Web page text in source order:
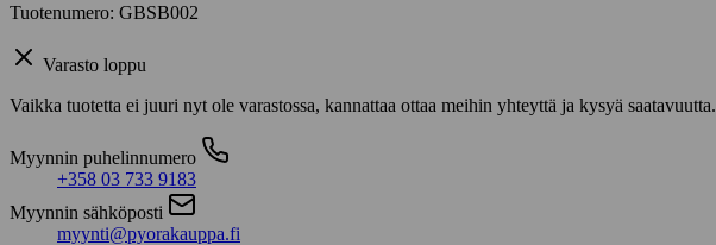
Tuotenumero: GBSB002
Varasto loppu
Vaikka tuotetta ei juuri nyt ole varastossa, kannattaa ottaa meihin yhteyttä ja kysyä saatavuutta.
Myynnin puhelinnumero
+358 03 733 9183
Myynnin sähköposti
myynti@pyorakauppa.fi